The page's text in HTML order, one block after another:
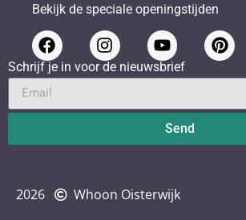
Bekijk de speciale openingstijden
Schrijf je in voor de nieuwsbrief
Send
2026 Whoon Oisterwijk